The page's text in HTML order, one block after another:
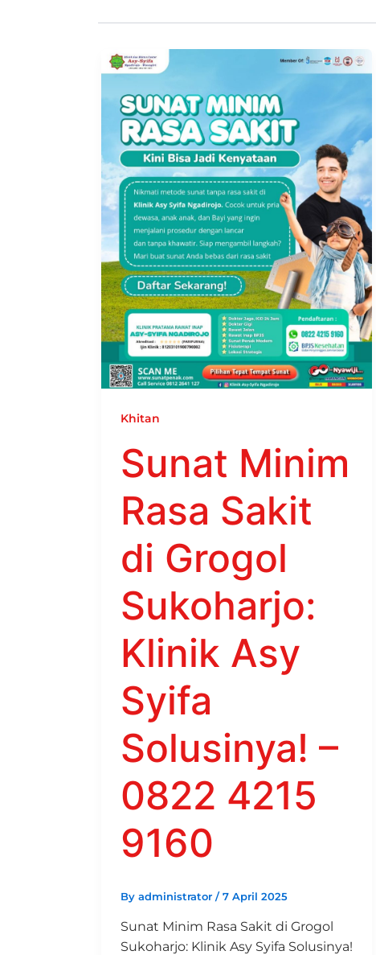
Khitan
Sunat Minim
Rasa Sakit
di Grogol
Sukoharjo:
Klinik Asy
Syifa
Solusinya! –
0822 4215
9160
By administrator /7 April 2025
Sunat Minim Rasa Sakit di Grogol
Sukoharjo: Klinik Asy Syifa Solusinya!